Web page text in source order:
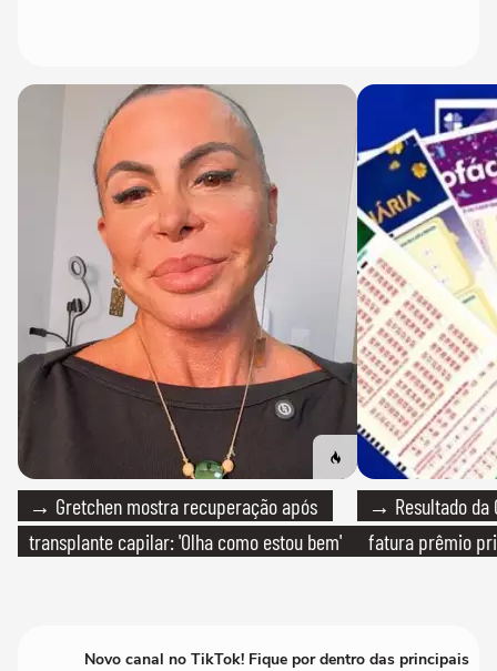
→ Gretchen mostra recuperação após
transplante capilar: 'Olha como estou bem'
→ Resultado da
fatura prêmio
Novo canal no TikTok! Fique por dentro das principais